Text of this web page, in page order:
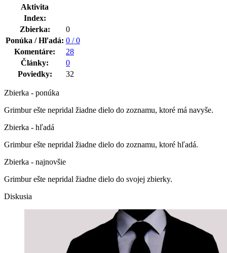
Aktivita
Index:
Zbierka:
0
Ponúka / Hľadá: 0 / 0
Komentáre:
28
Články:
0
Poviedky:
32
Zbierka - ponúka
Grimbur ešte nepridal žiadne dielo do zoznamu, ktoré má navyše.
Zbierka - hľadá
Grimbur ešte nepridal žiadne dielo do zoznamu, ktoré hľadá.
Zbierka - najnovšie
Grimbur ešte nepridal žiadne dielo do svojej zbierky.
Diskusia